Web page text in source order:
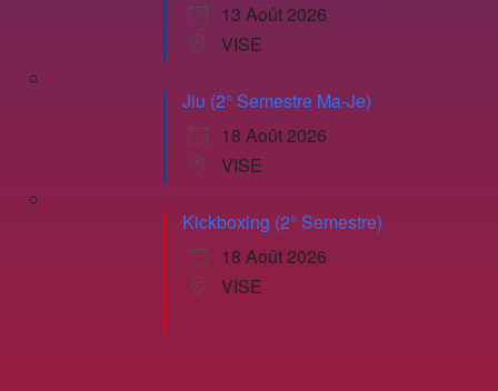
13 Août 2026
VISE
Jiu (2° Semestre Ma-Je)
18 Août 2026
VISE
Kickboxing (2° Semestre)
18 Août 2026
VISE